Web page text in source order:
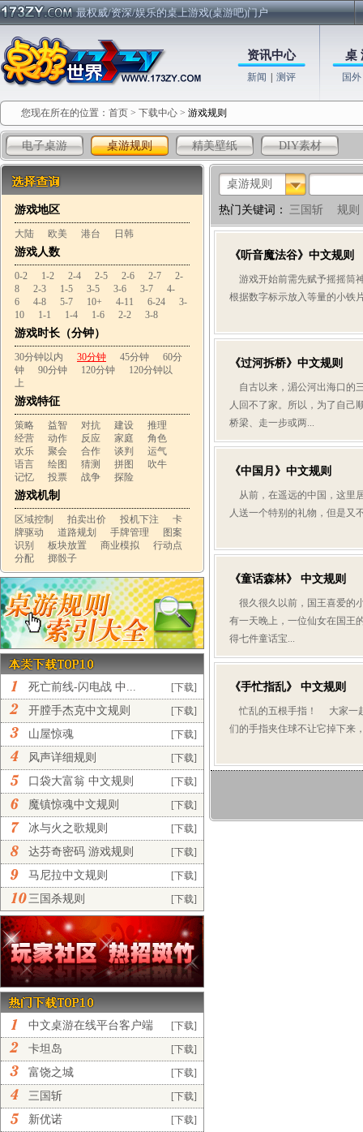
最权威/资深/娱乐的桌上游戏(桌游吧)门户
资讯中心
新闻 测评
桌
国外
您现在所在的位置： 首页 > 下载中心 > 游戏规则
电子桌游 桌游规则 精美壁纸 DIY素材
游戏地区
大陆 欧美 港台 日韩
游戏人数
0-2 1-2 2-4 2-5 2-6 2-7
2-
8
2-3 1-5 3-5 3-6 3-7
4-
6
4-8 5-7 10+ 4-11 6-24
3-
10
1-1 1-4 1-6 2-2 3-8
游戏时长（分钟）
30分钟以内 30分钟 45分钟
60分
钟
90分钟 120分钟
120分钟以
上
游戏特征
策略 益智 对抗 建设
推理
经营
动作 反应 家庭
角色
欢乐
聚会 合作 谈判
运气
语言
绘图 猜测 拼图
吹牛
记忆
投票 战争 探险
游戏机制
区域控制 拍卖出价 投机下注
卡
牌驱动
道路规划 手牌管理
图案
识别
板块放置 商业模拟
行动点
分配
掷骰子
[下载]
死亡前线-闪电战 中...
[下载]
开膛手杰克中文规则
[下载]
山屋惊魂
[下载]
风声详细规则
[下载]
口袋大富翁 中文规则
[下载]
魔镇惊魂中文规则
[下载]
冰与火之歌规则
[下载]
达芬奇密码 游戏规则
[下载]
马尼拉中文规则
[下载]
三国杀规则
[下载]
中文桌游在线平台客户端
正... [下载]
卡坦岛
[下载]
富饶之城
[下载]
三国斩
[下载]
新优诺
桌游规则
热门关键词： 三国斩 规则
《听音魔法谷》中文规则
游戏开始前需先赋予摇摇筒
根据数字标示放入等量的小
《过河拆桥》中文规则
自古以来，湄公河出海口的
人回不了家。所以，为了自己
桥梁、走一步或两...
《中国月》中文规则
从前，在遥远的中国，这里
人送一个特别的礼物，但是又
《童话森林》 中文规则
很久很久以前，国王喜爱的
有一天晚上，一位仙女在国王
得七件童话宝...
《手忙指乱》 中文规则
忙乱的五根手指！ 大家一
们的手指夹住球不让它掉下来